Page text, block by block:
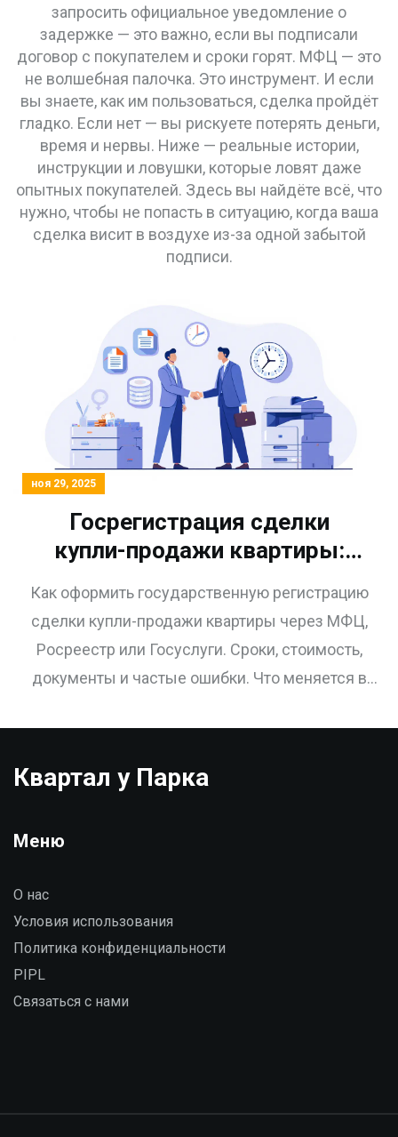
запросить официальное уведомление о
задержке — это важно, если вы подписали
договор с покупателем и сроки горят. МФЦ — это
не волшебная палочка. Это инструмент. И если
вы знаете, как им пользоваться, сделка пройдёт
гладко. Если нет — вы рискуете потерять деньги,
время и нервы. Ниже — реальные истории,
инструкции и ловушки, которые ловят даже
опытных покупателей. Здесь вы найдёте всё, что
нужно, чтобы не попасть в ситуацию, когда ваша
сделка висит в воздухе из-за одной забытой
подписи.
ноя 29, 2025
Госрегистрация сделки
купли-продажи квартиры:
пошаговая инструкция через
МФЦ, Росреестр и Госуслуги
Как оформить государственную регистрацию
сделки купли-продажи квартиры через МФЦ,
Росреестр или Госуслуги. Сроки, стоимость,
документы и частые ошибки. Что меняется в
Квартал у Парка
Меню
О нас
Условия использования
Политика конфиденциальности
PIPL
Связаться с нами